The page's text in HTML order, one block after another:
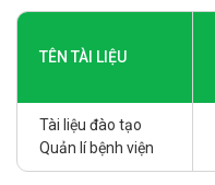
TÊN TÀI LIỆU
Tài liệu đào tạo
Quản lí bệnh viện